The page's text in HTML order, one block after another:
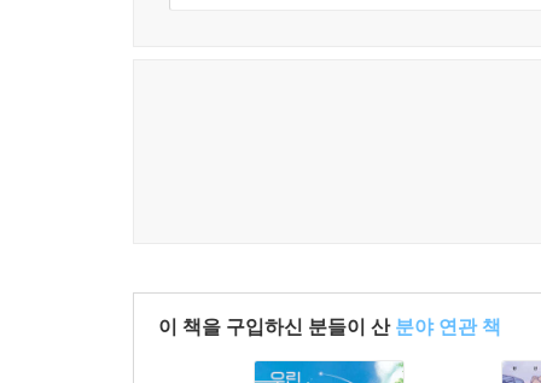
이 책을 구입하신 분들이 산 분야 연관 책